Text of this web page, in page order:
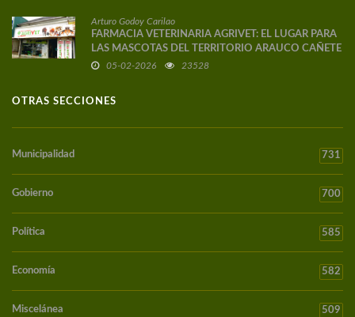
Arturo Godoy Carilao
FARMACIA VETERINARIA AGRIVET: EL LUGAR PARA
LAS MASCOTAS DEL TERRITORIO ARAUCO CAÑETE
05-02-2026 23528
OTRAS SECCIONES
Municipalidad 731
Gobierno 700
Política 585
Economía 582
Miscelánea 509